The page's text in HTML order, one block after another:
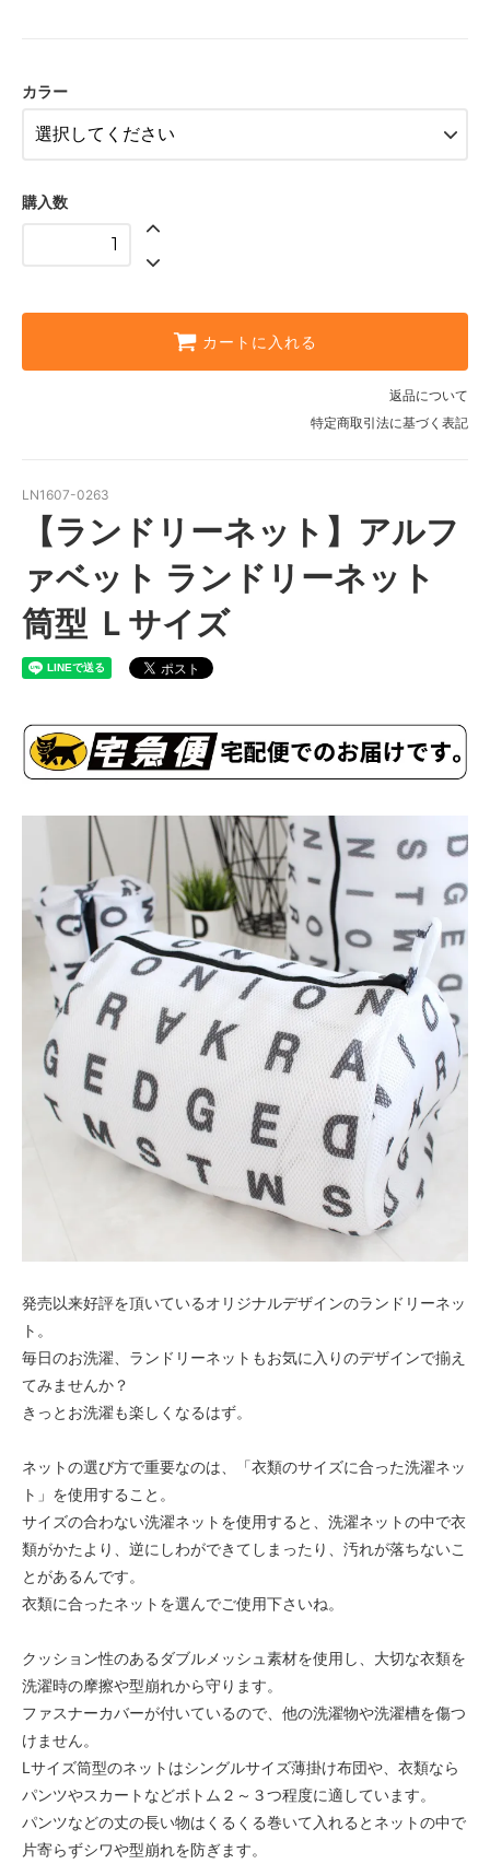
カラー
購入数
カートに入れる
返品について
特定商取引法に基づく表記
LN1607-0263
【ランドリーネット】アルフ
ァベット ランドリーネット
筒型 Ｌサイズ
発売以来好評を頂いているオリジナルデザインのランドリーネッ
ト。
毎日のお洗濯、ランドリーネットもお気に入りのデザインで揃え
てみませんか？
きっとお洗濯も楽しくなるはず。
ネットの選び方で重要なのは、「衣類のサイズに合った洗濯ネッ
ト」を使用すること。
サイズの合わない洗濯ネットを使用すると、洗濯ネットの中で衣
類がかたより、逆にしわができてしまったり、汚れが落ちないこ
とがあるんです。
衣類に合ったネットを選んでご使用下さいね。
クッション性のあるダブルメッシュ素材を使用し、大切な衣類を
洗濯時の摩擦や型崩れから守ります。
ファスナーカバーが付いているので、他の洗濯物や洗濯槽を傷つ
けません。
Lサイズ筒型のネットはシングルサイズ薄掛け布団や、衣類なら
パンツやスカートなどボトム２～３つ程度に適しています。
パンツなどの丈の長い物はくるくる巻いて入れるとネットの中で
片寄らずシワや型崩れを防ぎます。